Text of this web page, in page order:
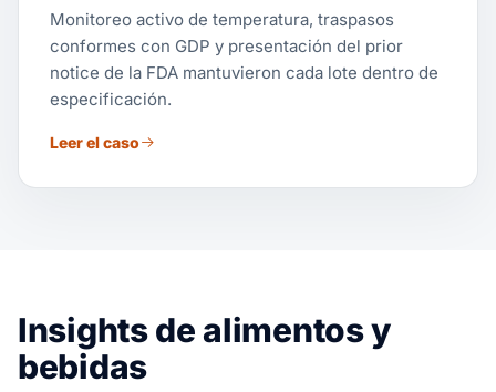
Monitoreo activo de temperatura, traspasos
conformes con GDP y presentación del prior
notice de la FDA mantuvieron cada lote dentro de
especificación.
Leer el caso
Insights de alimentos y
bebidas